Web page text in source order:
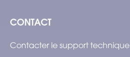
CONTACT
Contacter le support technique